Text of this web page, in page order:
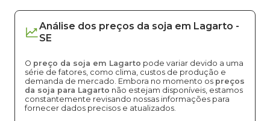
Análise dos preços da soja em Lagarto -
SE
O preço da soja em Lagarto pode variar devido a uma
série de fatores, como clima, custos de produção e
demanda de mercado. Embora no momento os preços
da soja para Lagarto não estejam disponíveis, estamos
constantemente revisando nossas informações para
fornecer dados precisos e atualizados.